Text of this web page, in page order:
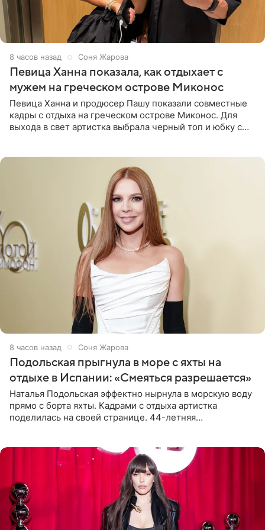
8 часов назад Соня Жарова
Певица Ханна показала, как отдыхает с
мужем на греческом острове Миконос
Певица Ханна и продюсер Пашу показали совместные
кадры с отдыха на греческом острове Миконос. Для
выхода в свет артистка выбрала черный топ и юбку с
8 часов назад Соня Жарова
Подольская прыгнула в море с яхты на
отдыхе в Испании: «Смеяться разрешается»
Наталья Подольская эффектно нырнула в морскую воду
прямо с борта яхты. Кадрами с отдыха артистка
поделилась на своей странице. 44-летняя